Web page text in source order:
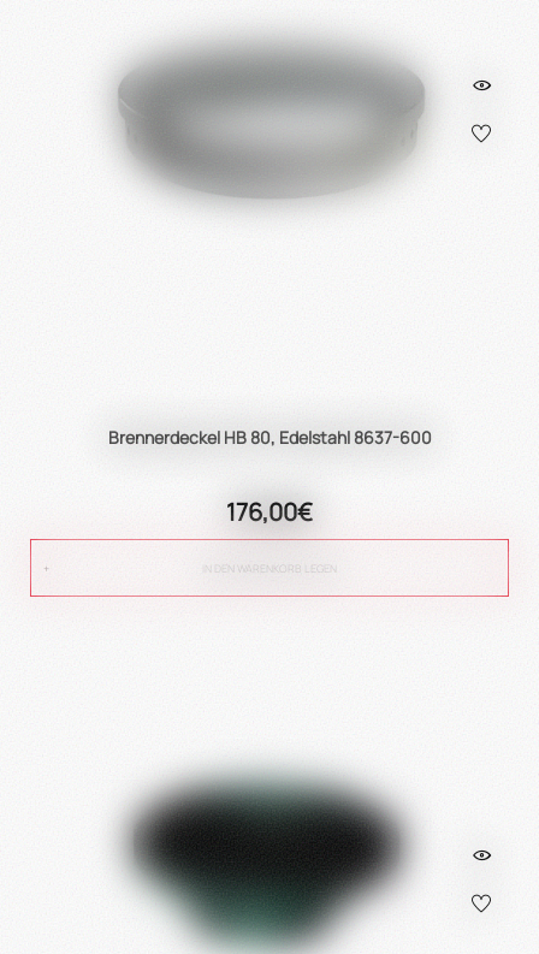
Brennerdeckel HB 80, Edelstahl 8637-600
176,00€
IN DEN WARENKORB LEGEN